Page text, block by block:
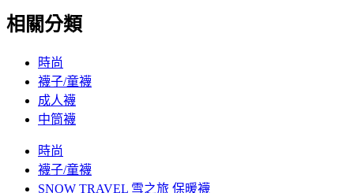
相關分類
時尚
襪子/童襪
成人襪
中筒襪
時尚
襪子/童襪
SNOW TRAVEL 雪之旅 保暖襪